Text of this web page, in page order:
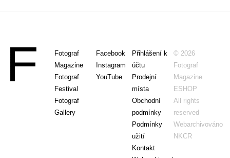
Fotograf
Magazine
Fotograf
Festival
Fotograf
Gallery
Facebook
Instagram
YouTube
Přihlášení k
účtu
Prodejní
místa
Obchodní
podmínky
Podmínky
užití
Kontakt
© 2026
Fotograf
Magazine
ESHOP
All rights
reserved
Webarchivováno
NKCR